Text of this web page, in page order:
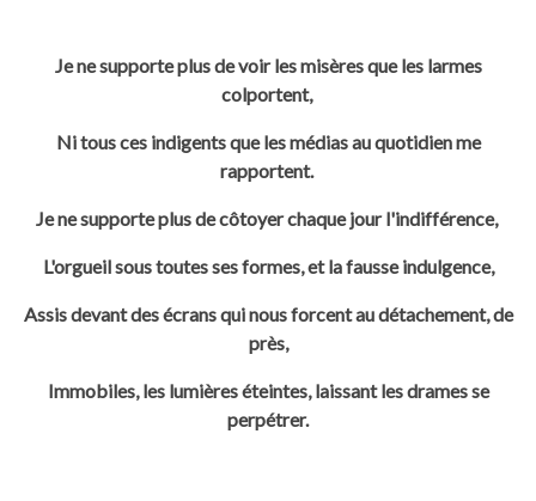
Je ne supporte plus de voir les misères que les larmes
colportent,
Ni tous ces indigents que les médias au quotidien me
rapportent.
Je ne supporte plus de côtoyer chaque jour l'indifférence,
L'orgueil sous toutes ses formes, et la fausse indulgence,
Assis devant des écrans qui nous forcent au détachement, de
près,
Immobiles, les lumières éteintes, laissant les drames se
perpétrer.